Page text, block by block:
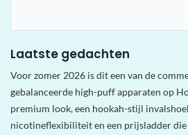
Laatste gedachten
Voor zomer 2026 is dit een van de
gebalanceerde high-puff apparaten op
premium look, een hookah-stijl
nicotineflexibiliteit en een prijsladder